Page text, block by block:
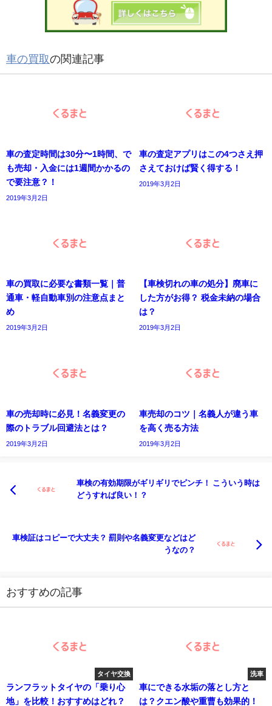
車の買取の関連記事
車の査定時間は30分〜1時間、で
も売却・入金には1週間かかるの
で要注意？！
2019年3月2日
車の査定アプリはこの4つさえ押
さえておけば賢く得する！
2019年3月2日
車の買取に必要な書類一覧｜普
通車・軽自動車別の注意点まと
め
2019年3月2日
【車検切れの車の処分】廃車に
した方がお得？ 税金未納の場合
は？
2019年3月2日
車の売却時に必見！名義変更の
際のトラブル回避法とは？
2019年3月2日
車売却のコツ｜名義人が違う車
を高く売る方法
2019年3月2日
車検の有効期限がギリギリでピンチ！ こういう時は
どうすれば良い！？
車検証はコピーで大丈夫？ 罰則や名義変更などはど
うなの？
おすすめの記事
タイヤ交換
ランフラットタイヤの「乗り心
地」を比較！おすすめはどれ？
洗車
車にできる水垢の落とし方と
は？クエン酸や重曹も効果的！